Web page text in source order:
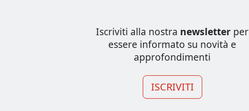
Iscriviti alla nostra newsletter per
essere informato su novità e
approfondimenti
ISCRIVITI